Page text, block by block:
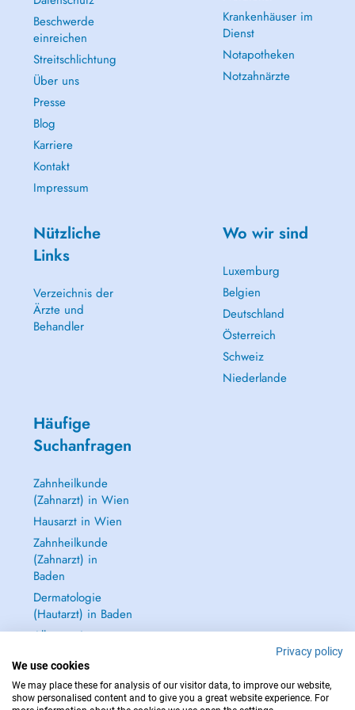
Freitag: 08:15 12:00 Uhr
Beschwerde
einreichen
Streitschlichtung
Über uns
Presse
Blog
Karriere
Kontakt
Impressum
Krankenhäuser im
Dienst
Notapotheken
Notzahnärzte
Nützliche
Links
Verzeichnis der
Ärzte und
Behandler
Wo wir sind
Luxemburg
Belgien
Deutschland
Österreich
Schweiz
Niederlande
Häufige
Suchanfragen
Zahnheilkunde
(Zahnarzt) in Wien
Hausarzt in Wien
Zahnheilkunde
(Zahnarzt) in
Baden
Dermatologie
(Hautarzt) in Baden
Alle anzeigen →
Privacy policy
We use cookies
We may place these for analysis of our visitor data, to improve our website,
show personalised content and to give you a great website experience. For